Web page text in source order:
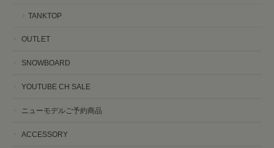
TANKTOP
OUTLET
SNOWBOARD
YOUTUBE CH SALE
ニューモデルご予約商品
ACCESSORY